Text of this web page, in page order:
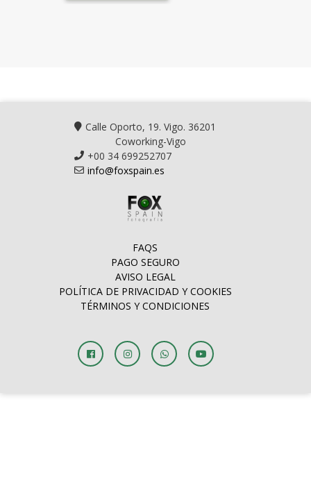
Calle Oporto, 19. Vigo. 36201
Coworking-Vigo
+00 34 699252707
info@foxspain.es
FAQS
PAGO SEGURO
AVISO LEGAL
POLÍTICA DE PRIVACIDAD Y COOKIES
TÉRMINOS Y CONDICIONES